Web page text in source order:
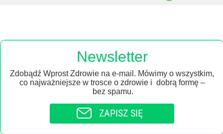
Newsletter
Zdobądź Wprost Zdrowie na e-mail. Mówimy o wszystkim,
co najważniejsze w trosce o zdrowie i dobrą formę –
bez spamu.
ZAPISZ SIĘ